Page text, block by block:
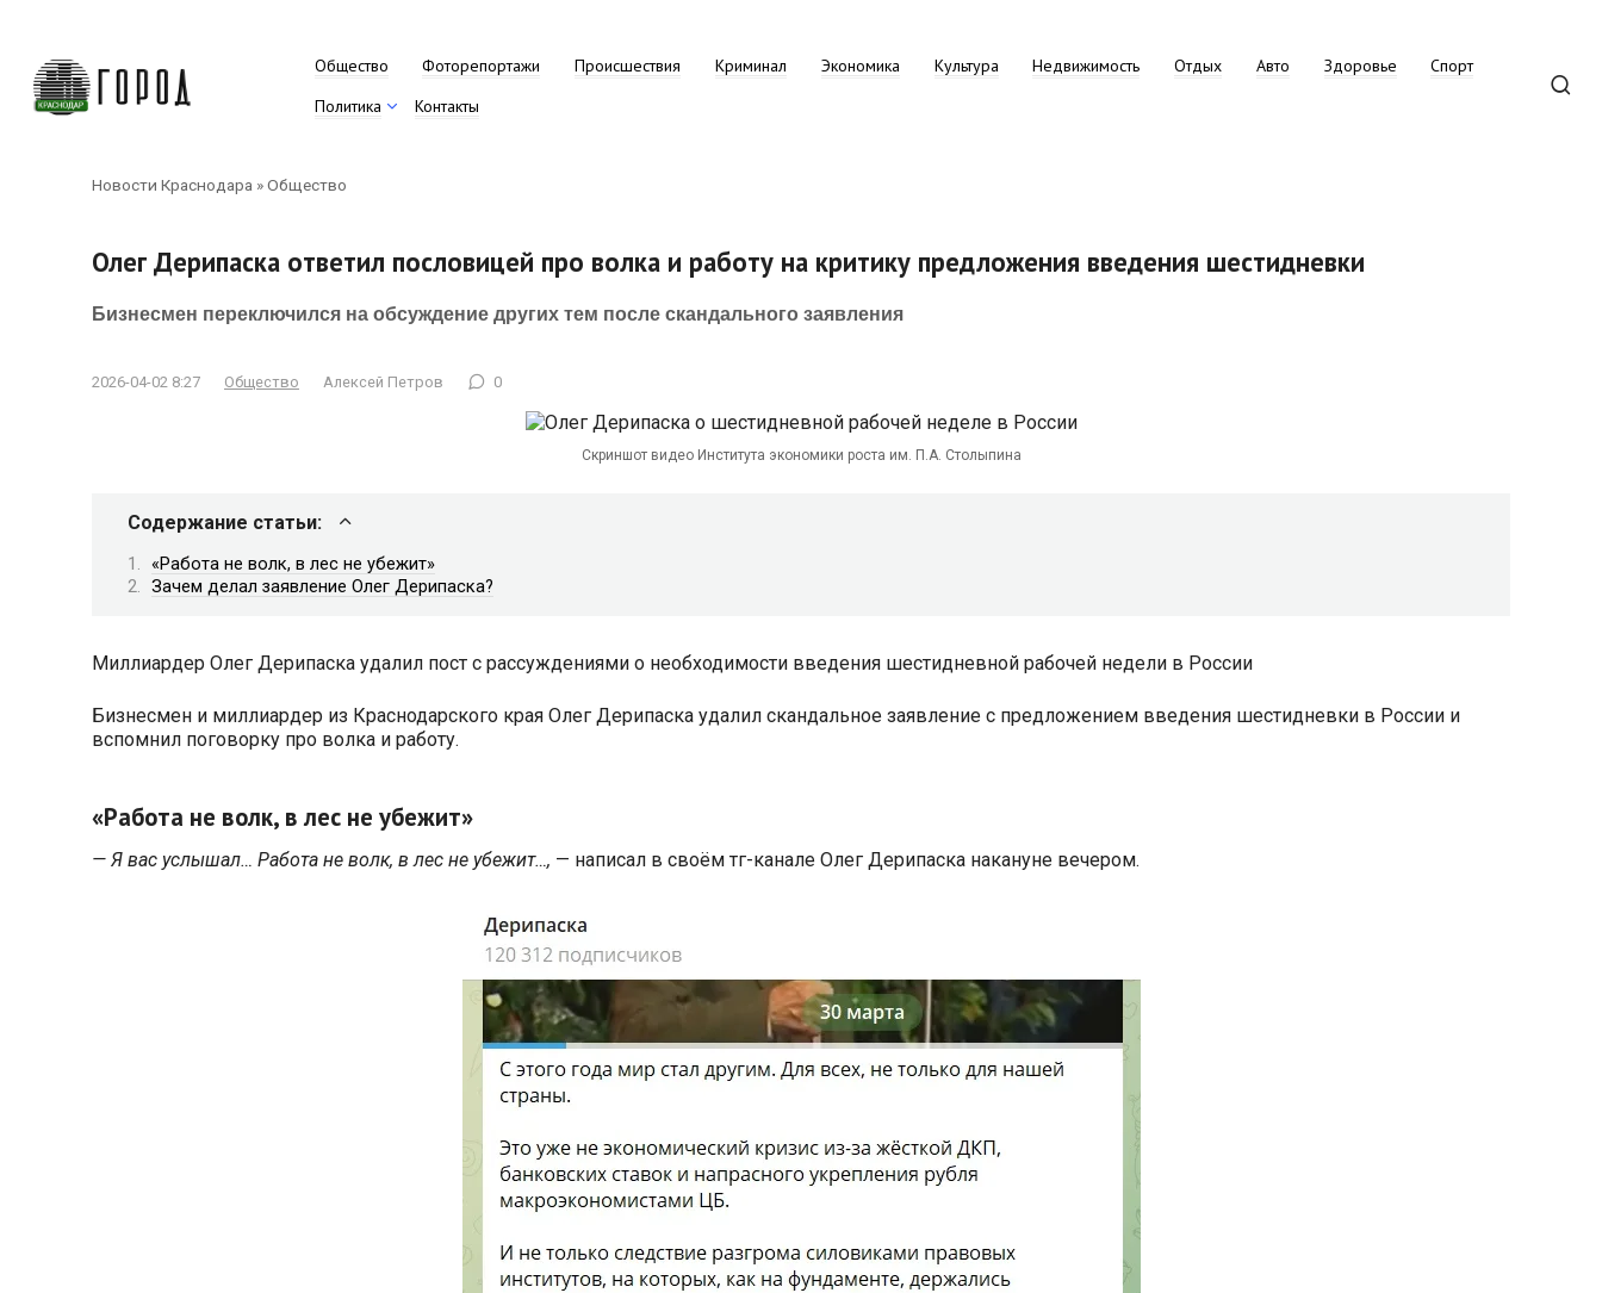
контенту
Общество Фоторепортажи Происшествия Криминал Экономика Культура Недвижимость Отдых Авто Здоровье
Спорт
Политика
Контакты
Новости Краснодара »Общество
Олег Дерипаска ответил пословицей про волка и работу на критику предложения введения шестидневки
Бизнесмен переключился на обсуждение других тем после скандального заявления
2026-04-02 8:27 Общество Алексей Петров 0
Скриншот видео Института экономики роста им. П.А. Столыпина
Содержание статьи:
«Работа не волк, в лес не убежит»
Зачем делал заявление Олег Дерипаска?
Миллиардер Олег Дерипаска удалил пост с рассуждениями о необходимости введения шестидневной рабочей недели в России
Бизнесмен и миллиардер из Краснодарского края Олег Дерипаска удалил скандальное заявление с предложением введения шестидневки в России и
вспомнил поговорку про волка и работу.
«Работа не волк, в лес не убежит»
— Я вас услышал… Работа не волк, в лес не убежит…, — написал в своём тг-канале Олег Дерипаска накануне вечером.